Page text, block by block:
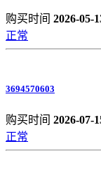
购买时间 2026-05-
正常
3694570603
购买时间 2026-07-
正常